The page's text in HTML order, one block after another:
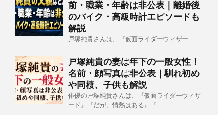
前・職業・年齢は非公表｜離婚後
のバイク・高級時計エピソードも
解説
戸塚純貴さんは、『仮面ライダーウィザー
戸塚純貴の妻は年下の一般女性！
名前・顔写真は非公表｜馴れ初め
や同棲、子供も解説
俳優の戸塚純貴さんは、『仮面ライダーウィザ
ード』『だが、情熱はある』『